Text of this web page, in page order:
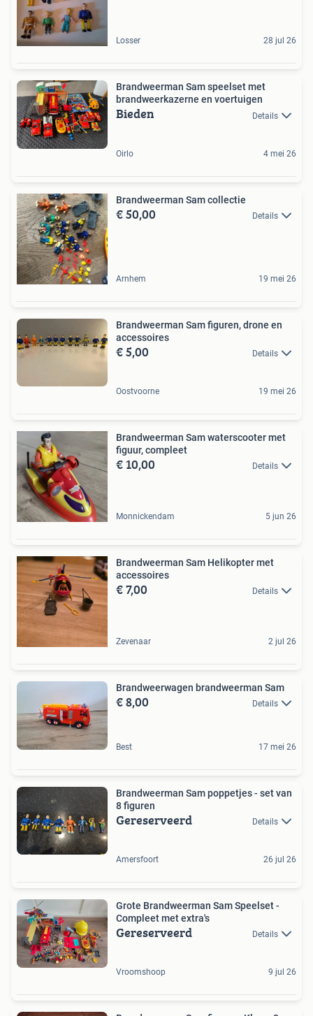
Losser 28 jul 26
Brandweerman Sam speelset met
brandweerkazerne en voertuigen
Bieden Details
Oirlo 4 mei 26
Brandweerman Sam collectie
€ 50,00 Details
Arnhem 19 mei 26
Brandweerman Sam figuren, drone en
accessoires
€ 5,00 Details
Oostvoorne 19 mei 26
Brandweerman Sam waterscooter met
figuur, compleet
€ 10,00 Details
Monnickendam 5 jun 26
Brandweerman Sam Helikopter met
accessoires
€ 7,00 Details
Zevenaar 2 jul 26
Brandweerwagen brandweerman Sam
€ 8,00 Details
Best 17 mei 26
Brandweerman Sam poppetjes - set van
8 figuren
Gereserveerd Details
Amersfoort 26 jul 26
Grote Brandweerman Sam Speelset -
Compleet met extra's
Gereserveerd Details
Vroomshoop 9 jul 26